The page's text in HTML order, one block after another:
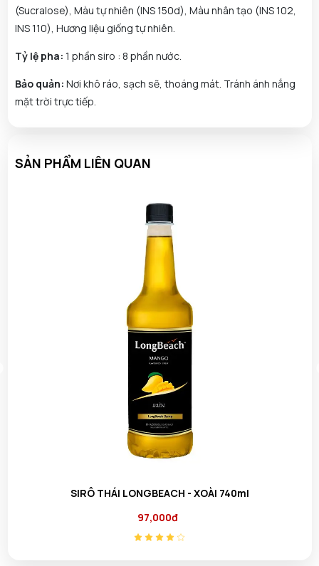
(Sucralose), Màu tự nhiên (INS 150d), Màu nhân tạo (INS 102,
INS 110), Hương liệu giống tự nhiên.
Tỷ lệ pha: 1 phần siro : 8 phần nước.
Bảo quản: Nơi khô ráo, sạch sẽ, thoáng mát. Tránh ánh nắng
mặt trời trực tiếp.
SẢN PHẨM LIÊN QUAN
SIRÔ THÁI LONGBEACH - ĐÀO 740ml